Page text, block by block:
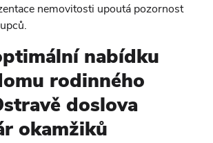
nemovitosti upoutá pozornost
nabídku
rodinného
doslova
okamžiků